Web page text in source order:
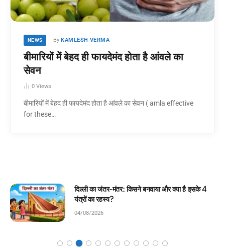
NEWS By KAMLESH VERMA
बीमारियों में बेहद ही फायदेमंद होता है आंवले का
सेवन
0 Views
बीमारियों में बेहद ही फायदेमंद होता है आंवले का सेवन ( amla effective
for these…
क्या है इसके 4
घमंडी मोर और समझदार चिड़िया: बच्चों के